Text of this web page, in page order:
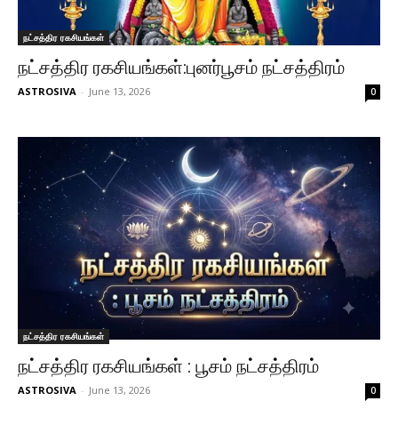
நட்சத்திர ரகசியங்கள்
நட்சத்திர ரகசியங்கள்:புனர்பூசம் நட்சத்திரம்
ASTROSIVA - June 13, 2026 0
நட்சத்திர ரகசியங்கள்
நட்சத்திர ரகசியங்கள் : பூசம் நட்சத்திரம்
ASTROSIVA - June 13, 2026 0